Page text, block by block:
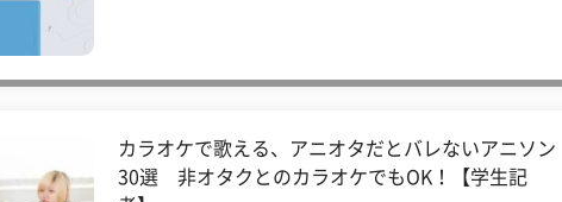
カラオケで歌える、アニオタだとバレないアニソン
30選 非オタクとのカラオケでもOK！【学生記